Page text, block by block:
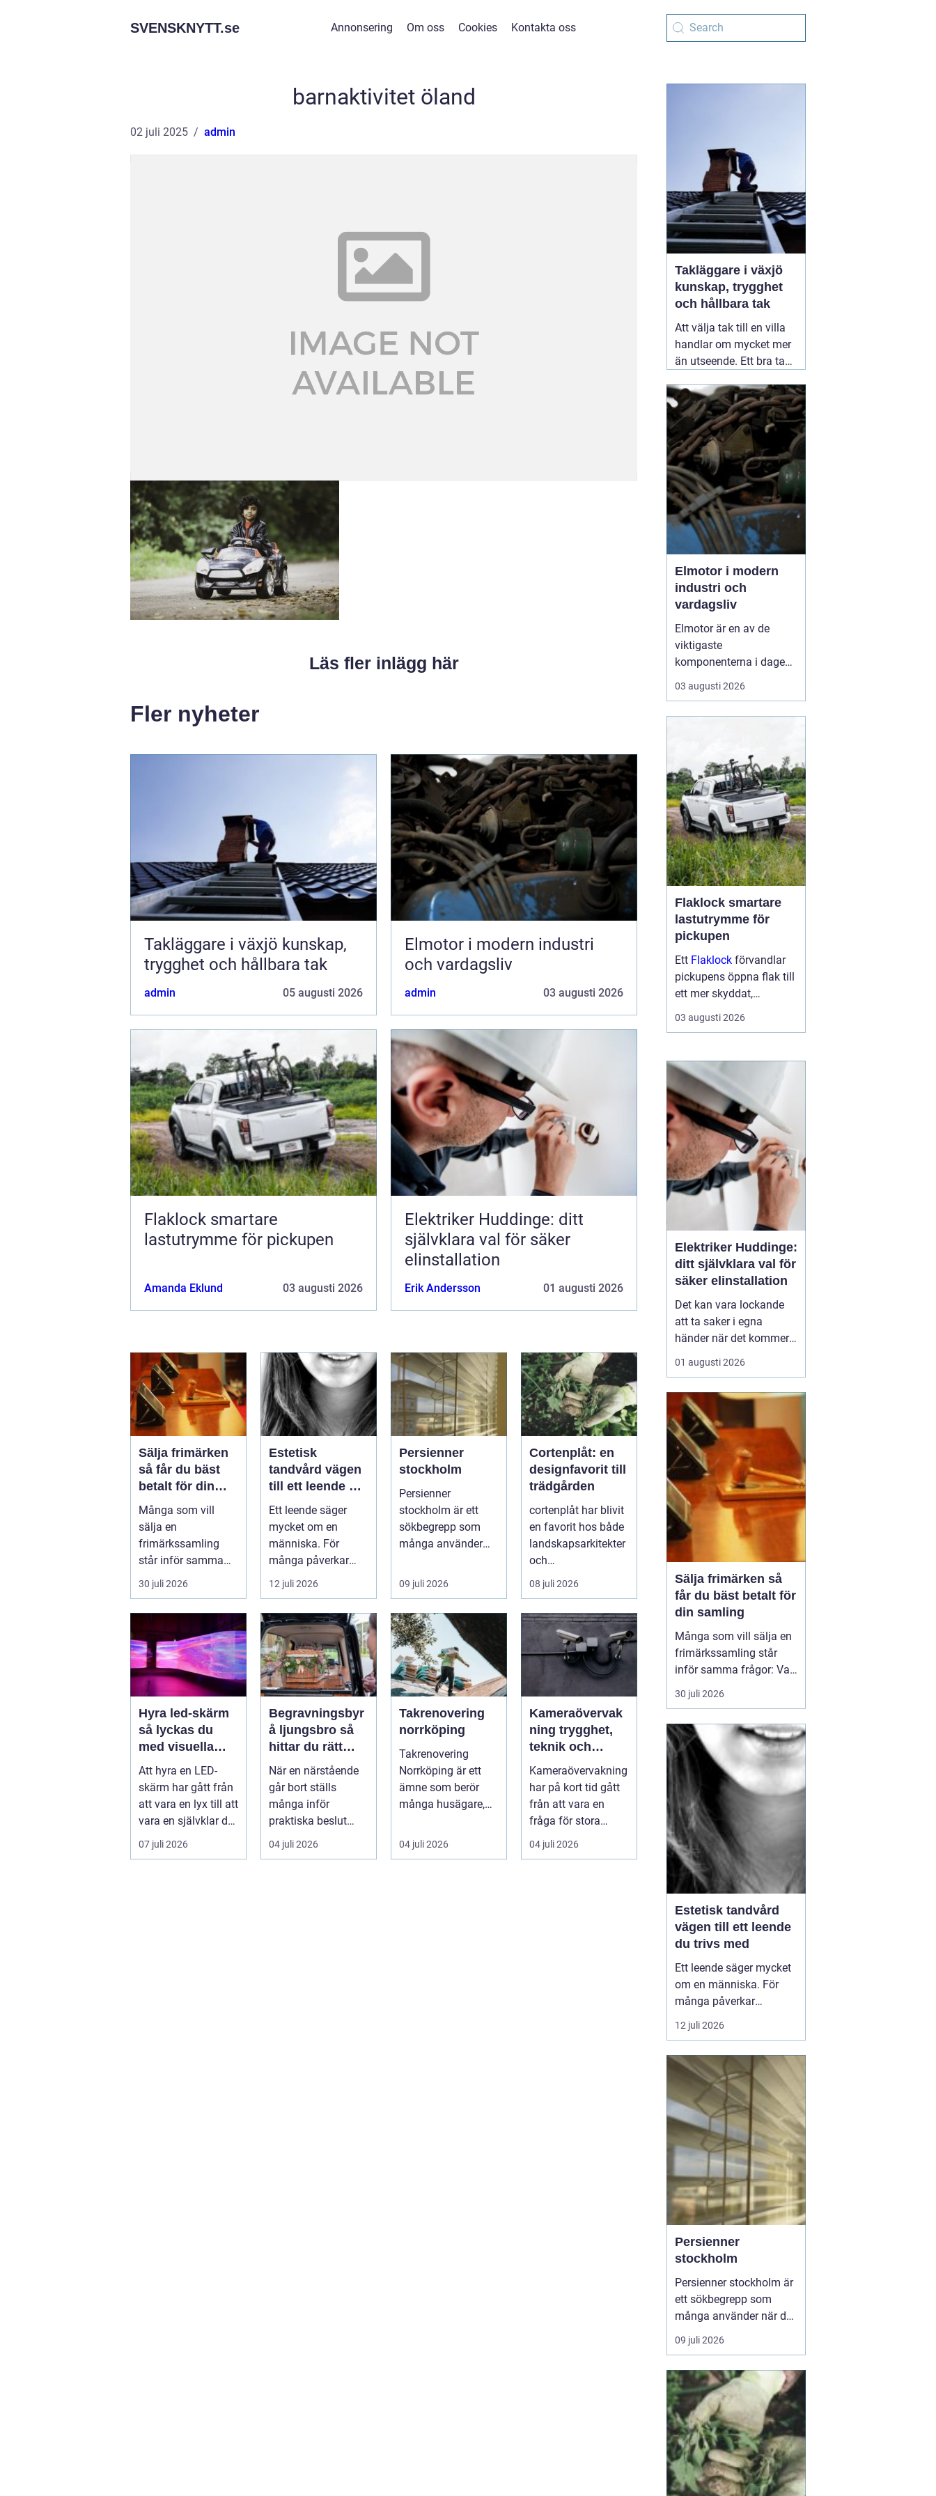
SVENSKNYTT.se Annonsering Om oss Cookies Kontakta oss
barnaktivitet öland
02 juli 2025 admin
Läs fler inlägg här
Fler nyheter
Takläggare i växjö kunskap,
trygghet och hållbara tak
admin 05 augusti 2026
Elmotor i modern industri
och vardagsliv
admin 03 augusti 2026
Flaklock smartare
lastutrymme för pickupen
Amanda Eklund 03 augusti 2026
Elektriker Huddinge: ditt
självklara val för säker
elinstallation
Erik Andersson 01 augusti 2026
Sälja frimärken
så får du bäst
betalt för din
samling
Många som vill
sälja en
frimärkssamling
står inför samma
frågor: Vad är
samlingen värd?
Var vänder m...
30 juli 2026
Estetisk
tandvård vägen
till ett leende du
trivs med
Ett leende säger
mycket om en
människa. För
många påverkar
tändernas utseende
både
självförtroendet ...
12 juli 2026
Persienner
stockholm
Persienner
stockholm är ett
sökbegrepp som
många använder
praktiska och
snygga so...
09 juli 2026
Cortenplåt: en
designfavorit till
trädgården
cortenplåt har blivit
en favorit hos både
landskapsarkitekter
och
trädgårdsentusiaste
r. Det är ett m...
08 juli 2026
Hyra led-skärm
så lyckas du
med visuella
upplevelser på
event
Att hyra en LED-
skärm har gått från
att vara en lyx till att
vara en självklar del
på många event,
m...
07 juli 2026
Begravningsbyr
å ljungsbro så
hittar du rätt
stöd i en svår tid
När en närstående
går bort ställs
många inför
praktiska beslut
mitt i sorgen. Frågor
om ceremoni, ju...
04 juli 2026
Takrenovering
norrköping
Takrenovering
Norrköping är ett
ämne som berör
många husägare,
gar och fastighets...
04 juli 2026
Kameraövervak
ning trygghet,
teknik och
ansvar i samma
lösning
Kameraövervakning
har på kort tid gått
från att vara en
fråga för stora
företag och
köpcentrum till ...
04 juli 2026
Takläggare i växjö
kunskap, trygghet
och hållbara tak
Att välja tak till en villa
handlar om mycket mer
än utseende. Ett bra tak
snö, blåst och fukt, och
påverkar både
inomhusklimat och
ekonomi. I en stad med
skiftande väder som
Växjö blir valet av
material, utförande05
augusti 2026
Elmotor i modern
industri och
vardagsliv
Elmotor är en av de
viktigaste
komponenterna i dagens
samhälle, från små
hushållsapparater till
driftsäkerhet, lägre ...
03 augusti 2026
Flaklock smartare
lastutrymme för
pickupen
Ett Flaklock förvandlar
pickupens öppna flak till
ett mer skyddat,
praktiskt och ibland
också mer bränslesnålt
är skillnaden tydlig
redan efter första
veckan: mindre stök,
torrar...
03 augusti 2026
Elektriker Huddinge:
ditt självklara val för
säker elinstallation
Det kan vara lockande
att ta saker i egna
händer när det kommer
till hemförbättringar,
men när det handlar om
alltid bäst att vända sig
till ett proffs. I Huddinge
finns det många ...
01 augusti 2026
Sälja frimärken så
får du bäst betalt för
din samling
Många som vill sälja en
frimärkssamling står
inför samma frågor: Vad
är samlingen värd? Var
vänder man sig? Och hur
för billigt? Oavsett om
samlingen är egen, ärvd
eller del av ett dödsbo
går det att skapa
ordning, få en rättvi...
30 juli 2026
Estetisk tandvård
vägen till ett leende
du trivs med
Ett leende säger mycket
om en människa. För
många påverkar
tändernas utseende
både självförtroendet
sociala situationer.
estetisk tandvård
handlar om att skapa
et...
12 juli 2026
Persienner
stockholm
Persienner stockholm är
ett sökbegrepp som
många använder när de
letar efter praktiska och
snygga solskydd för
huvudstadsområdet.
Persienner har lång tid
varit ett självklart val för
den som vill kombinera
funktion, komfort och ...
09 juli 2026